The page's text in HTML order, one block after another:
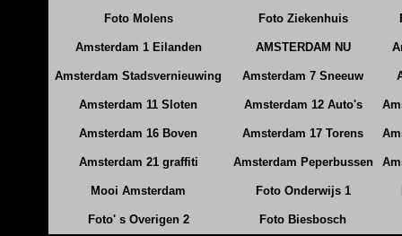
Foto Molens Foto Ziekenhuis
Amsterdam 1 Eilanden AMSTERDAM NU
Amsterdam Stadsvernieuwing Amsterdam 7 Sneeuw
Amsterdam 11 Sloten Amsterdam 12 Auto's
Amsterdam 16 Boven Amsterdam 17 Torens
Amsterdam 21 graffiti Amsterdam Peperbussen
Mooi Amsterdam Foto Onderwijs 1
Foto' s Overigen 2 Foto Biesbosch